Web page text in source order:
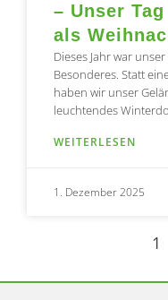
– Unser
als
Dieses Jahr war
Besonderes. Statt
haben wir unser
leuchtendes
WEITERLESEN
1. Dezember 2025
1